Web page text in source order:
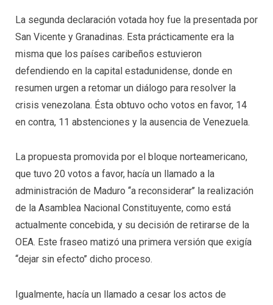
La segunda declaración votada hoy fue la presentada por
San Vicente y Granadinas. Esta prácticamente era la
misma que los países caribeños estuvieron
defendiendo en la capital estadunidense, donde en
resumen urgen a retomar un diálogo para resolver la
crisis venezolana. Ésta obtuvo ocho votos en favor, 14
en contra, 11 abstenciones y la ausencia de Venezuela.
La propuesta promovida por el bloque norteamericano,
que tuvo 20 votos a favor, hacía un llamado a la
administración de Maduro ‘‘a reconsiderar’’ la realización
de la Asamblea Nacional Constituyente, como está
actualmente concebida, y su decisión de retirarse de la
OEA. Este fraseo matizó una primera versión que exigía
‘‘dejar sin efecto’’ dicho proceso.
Igualmente, hacía un llamado a cesar los actos de